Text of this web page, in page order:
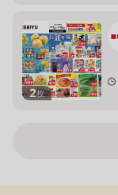
2枚